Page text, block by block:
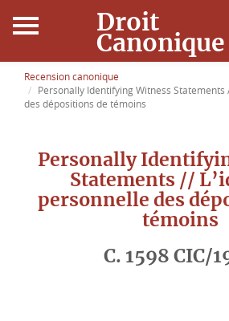
Droit
Canonique
Accueil
Ressources
Actualités
Recension canonique
Personally Identifying Witness Statements
des dépositions de témoins
Personally
Statements //
personnelle des
témoins
C. 1598 CIC/